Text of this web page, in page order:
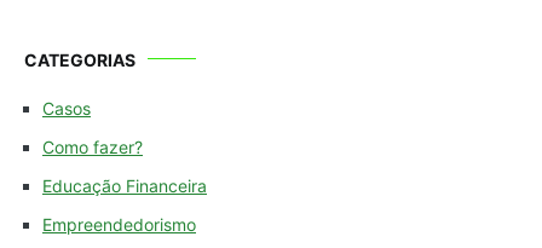
CATEGORIAS
Casos
Como fazer?
Educação Financeira
Empreendedorismo